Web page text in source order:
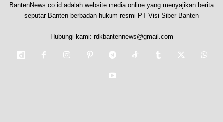
BantenNews.co.id adalah website media online yang menyajikan berita
seputar Banten berbadan hukum resmi PT Visi Siber Banten
Hubungi kami: rdkbantennews@gmail.com